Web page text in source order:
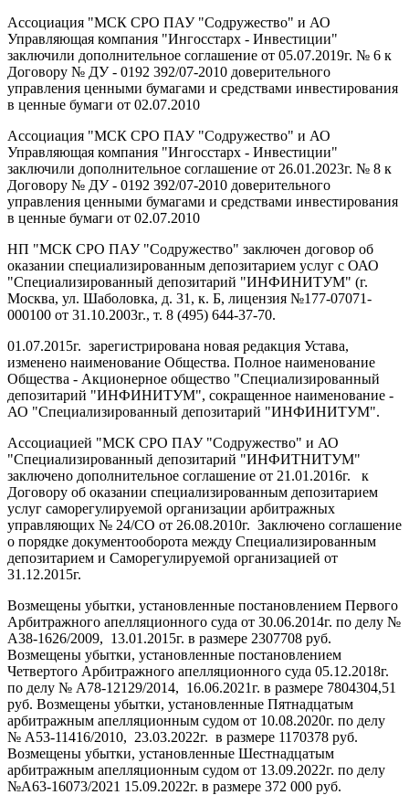
Ассоциация "МСК СРО ПАУ "Содружество" и АО
Управляющая компания "Ингосстарх - Инвестиции"
заключили дополнительное соглашение от 05.07.2019г. № 6 к
Договору № ДУ - 0192 392/07-2010 доверительного
управления ценными бумагами и средствами инвестирования
в ценные бумаги от 02.07.2010
Ассоциация "МСК СРО ПАУ "Содружество" и АО
Управляющая компания "Ингосстарх - Инвестиции"
заключили дополнительное соглашение от 26.01.2023г. № 8 к
Договору № ДУ - 0192 392/07-2010 доверительного
управления ценными бумагами и средствами инвестирования
в ценные бумаги от 02.07.2010
НП "МСК СРО ПАУ "Содружество" заключен договор об
оказании специализированным депозитарием услуг с ОАО
"Специализированный депозитарий "ИНФИНИТУМ" (г.
Москва, ул. Шаболовка, д. 31, к. Б, лицензия №177-07071-
000100 от 31.10.2003г., т. 8 (495) 644-37-70.
01.07.2015г. зарегистрирована новая редакция Устава,
изменено наименование Общества. Полное наименование
Общества - Акционерное общество "Специализированный
депозитарий "ИНФИНИТУМ", сокращенное наименование -
АО "Специализированный депозитарий "ИНФИНИТУМ".
Ассоциацией "МСК СРО ПАУ "Содружество" и АО
"Специализированный депозитарий "ИНФИТНИТУМ"
заключено дополнительное соглашение от 21.01.2016г. к
Договору об оказании специализированным депозитарием
услуг саморегулируемой организации арбитражных
управляющих № 24/СО от 26.08.2010г. Заключено соглашение
о порядке документооборота между Специализированным
депозитарием и Саморегулируемой организацией от
31.12.2015г.
Возмещены убытки, установленные постановлением Первого
Арбитражного апелляционного суда от 30.06.2014г. по делу №
А38-1626/2009, 13.01.2015г. в размере 2307708 руб.
Возмещены убытки, установленные постановлением
Четвертого Арбитражного апелляционного суда 05.12.2018г.
по делу № А78-12129/2014, 16.06.2021г. в размере 7804304,51
руб. Возмещены убытки, установленные Пятнадцатым
арбитражным апелляционным судом от 10.08.2020г. по делу
№ А53-11416/2010, 23.03.2022г. в размере 1170378 руб.
Возмещены убытки, установленные Шестнадцатым
арбитражным апелляционным судом от 13.09.2022г. по делу
№А63-16073/2021 15.09.2022г. в размере 372 000 руб.